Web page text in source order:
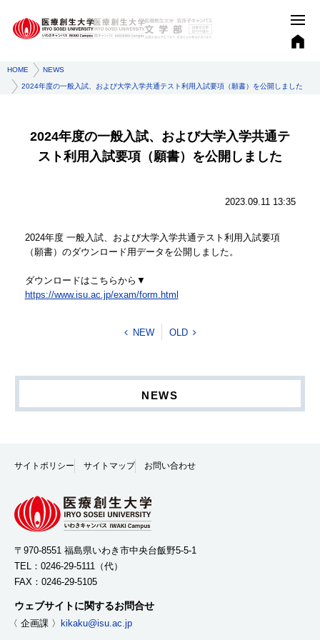
HOME NEWS
2024年度の一般入試、および大学入学共通テスト利用入試要項（願書）を公開しました
2024年度の一般入試、および大学入学共通テ
スト利用入試要項（願書）を公開しました
2023.09.11 13:35
2024年度 一般入試、および大学入学共通テスト利用入試要項
（願書）のダウンロード用データを公開しました。
ダウンロードはこちらから▼
https://www.isu.ac.jp/exam/form.html
NEW OLD
NEWS
サイトポリシー サイトマップ お問い合わせ
〒970-8551 福島県いわき市中央台飯野5-5-1
TEL： 0246-29-5111 （代）
FAX：0246-29-5105
ウェブサイトに関するお問合せ
〈 企画課 〉 kikaku@isu.ac.jp